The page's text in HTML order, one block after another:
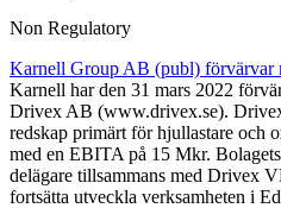
Non Regulatory
Karnell Group AB (publ) förvärvar
Karnell har den 31 mars 2022
Drivex AB (www.drivex.se).
redskap primärt för hjullastare och
med en EBITA på 15 Mkr.
delägare tillsammans med Drivex
fortsätta utveckla verksamheten i